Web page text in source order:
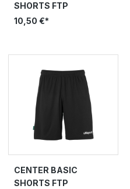
SHORTS FTP
10,50 €*
CENTER BASIC
SHORTS FTP